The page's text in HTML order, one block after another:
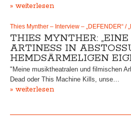
» weiterlesen
Thies Mynther – Interview – „DEFENDER“ /
THIES MYNTHER:
ARTINESS IN
HEMDSÄRMELIGEN
"Meine musiktheatralen und filmischen
Dead oder This Machine Kills, unse…
» weiterlesen